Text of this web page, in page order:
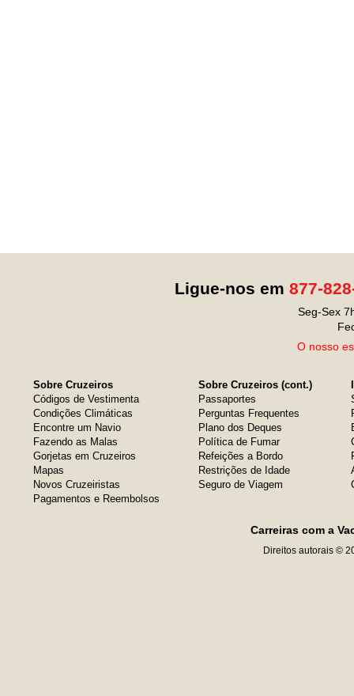
Ligue-nos em 877-
Seg-Sex
O nosso
Sobre Cruzeiros
Códigos de Vestimenta
Condições Climáticas
Encontre um Navio
Fazendo as Malas
Gorjetas em Cruzeiros
Mapas
Novos Cruzeiristas
Pagamentos e Reembolsos
Sobre Cruzeiros (cont.)
Passaportes
Perguntas Frequentes
Plano dos Deques
Política de Fumar
Refeições a Bordo
Restrições de Idade
Seguro de Viagem
Carreiras com a
Direitos autorais ©